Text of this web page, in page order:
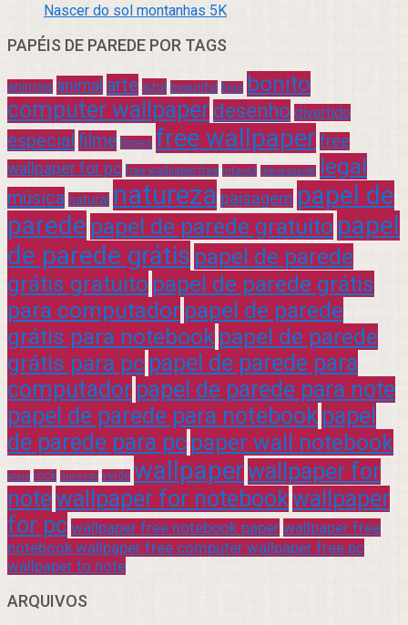
Nascer do sol montanhas 5K
PAPÉIS DE PAREDE POR TAGS
animais animal arte azul beautiful blue bonito
computer wallpaper desenho divertido
especial filme filmes free wallpaper free
wallpaper for pc free wallpaper free infantil interessante legal
música natural natureza paisagem papel de
parede papel de parede gratuito papel
de parede grátis papel de parede
grátis gratuito papel de parede grátis
para computador papel de parede
grátis para notebook papel de parede
grátis para pc papel de parede para
computador papel de parede para note
papel de parede para notebook papel
de parede para pc paper wall notebook
praia rock sucesso verde wallpaperwallpaper for
notewallpaper for notebookwallpaper
for pc wallpaper free notebook paper wallpaper free
notebook wallpaper free computer wallpaper free pc
wallpaper to note
ARQUIVOS